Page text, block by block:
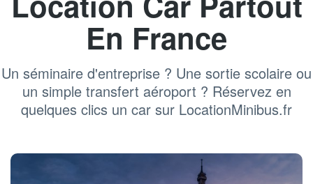
En France
Un séminaire d'entreprise ? Une sortie scolaire ou
un simple transfert aéroport ? Réservez en
quelques clics un car sur LocationMinibus.fr